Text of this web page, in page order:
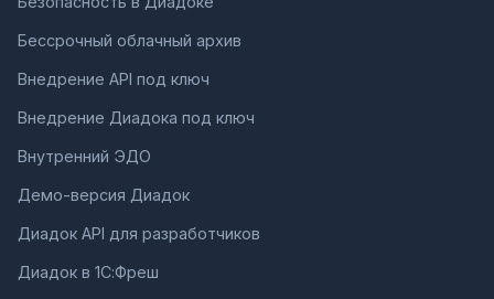
Бессрочный облачный архив
Внедрение API под ключ
Внедрение Диадока под ключ
Внутренний ЭДО
Демо-версия Диадок
Диадок API для разработчиков
Диадок в 1С:Фреш